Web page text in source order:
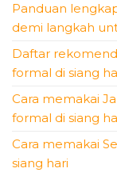
Panduan
demi langkah
Daftar
formal di siang
Cara memakai
formal di siang
Cara memakai
siang hari